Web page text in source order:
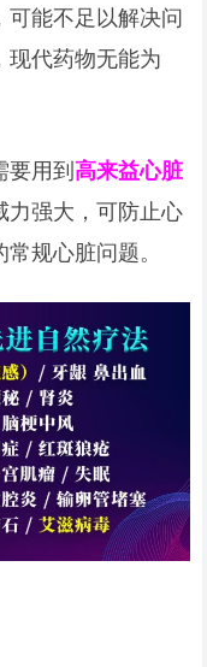
可能不足以解决问
现代药物无能为
要用到高来益心脏
力强大，可防止心
规心脏问题。